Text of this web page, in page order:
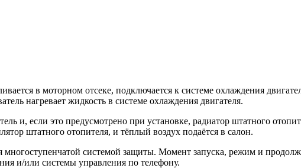
в моторном отсеке, подключается к системе охлаждения
нагревает жидкость в системе охлаждения двигателя.
и, если это предусмотрено при установке, радиатор штатного
штатного отопителя, и тёплый воздух подаётся в салон.
многоступенчатой системой защиты. Момент запуска, режим и
и/или системы управления по телефону.